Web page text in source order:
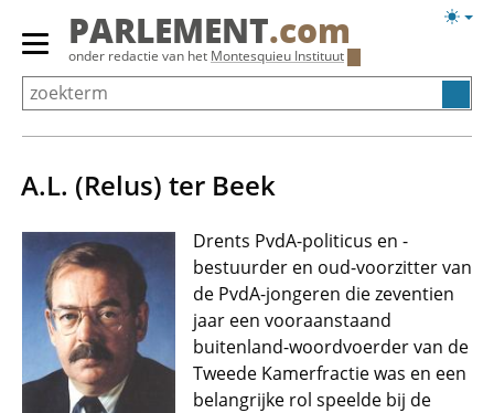
Overslaan
Primair
menu
tonen/verbergen
PARLEMENT.com
onder redactie van het Montesquieu Instituut
A.L. (Relus) ter Beek
Drents PvdA-politicus en -
bestuurder en oud-voorzitter van
de PvdA-jongeren die zeventien
jaar een vooraanstaand
buitenland-woordvoerder van de
Tweede Kamerfractie was en een
belangrijke rol speelde bij de